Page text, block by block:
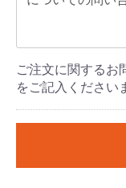
ご注文に関するお
をご記入ください